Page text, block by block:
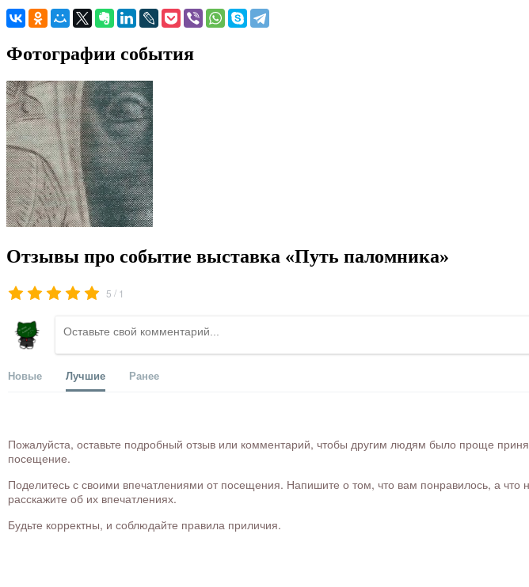
Фотографии события
Отзывы про событие выставка «Путь паломника»
5 / 1
Новые Лучшие Ранее
Пожалуйста, оставьте подробный отзыв или комментарий, чтобы другим людям было проще
посещение.
Поделитесь с своими впечатлениями от посещения. Напишите о том, что вам понравилось, а
расскажите об их впечатлениях.
Будьте корректны, и соблюдайте правила приличия.